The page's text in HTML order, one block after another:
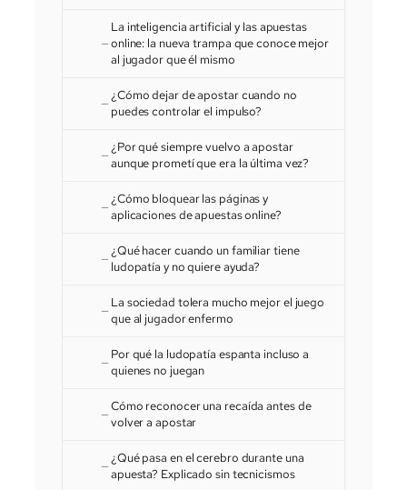
La inteligencia artificial y las apuestas
online: la nueva trampa que conoce mejor
al jugador que él mismo
¿Cómo dejar de apostar cuando no
puedes controlar el impulso?
¿Por qué siempre vuelvo a apostar
aunque prometí que era la última vez?
¿Cómo bloquear las páginas y
aplicaciones de apuestas online?
¿Qué hacer cuando un familiar tiene
ludopatía y no quiere ayuda?
La sociedad tolera mucho mejor el juego
que al jugador enfermo
Por qué la ludopatía espanta incluso a
quienes no juegan
Cómo reconocer una recaída antes de
volver a apostar
¿Qué pasa en el cerebro durante una
apuesta? Explicado sin tecnicismos